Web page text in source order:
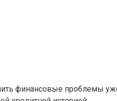
финансовые проблемы